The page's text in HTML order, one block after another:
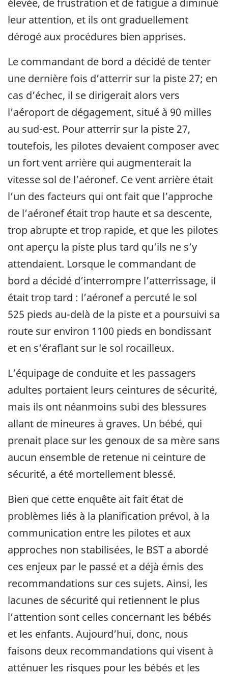
élevée, de frustration et de fatigue a diminué
leur attention, et ils ont graduellement
dérogé aux procédures bien apprises.
Le commandant de bord a décidé de tenter
une dernière fois d’atterrir sur la piste 27; en
cas d’échec, il se dirigerait alors vers
l’aéroport de dégagement, situé à 90 milles
au sud-est. Pour atterrir sur la piste 27,
toutefois, les pilotes devaient composer avec
un fort vent arrière qui augmenterait la
vitesse sol de l’aéronef. Ce vent arrière était
l’un des facteurs qui ont fait que l’approche
de l’aéronef était trop haute et sa descente,
trop abrupte et trop rapide, et que les pilotes
ont aperçu la piste plus tard qu’ils ne s’y
attendaient. Lorsque le commandant de
bord a décidé d’interrompre l’atterrissage, il
était trop tard : l’aéronef a percuté le sol
525 pieds au-delà de la piste et a poursuivi sa
route sur environ 1100 pieds en bondissant
et en s’éraflant sur le sol rocailleux.
L’équipage de conduite et les passagers
adultes portaient leurs ceintures de sécurité,
mais ils ont néanmoins subi des blessures
allant de mineures à graves. Un bébé, qui
prenait place sur les genoux de sa mère sans
aucun ensemble de retenue ni ceinture de
sécurité, a été mortellement blessé.
Bien que cette enquête ait fait état de
problèmes liés à la planification prévol, à la
communication entre les pilotes et aux
approches non stabilisées, le BST a abordé
ces enjeux par le passé et a déjà émis des
recommandations sur ces sujets. Ainsi, les
lacunes de sécurité qui retiennent le plus
l’attention sont celles concernant les bébés
et les enfants. Aujourd’hui, donc, nous
faisons deux recommandations qui visent à
atténuer les risques pour les bébés et les